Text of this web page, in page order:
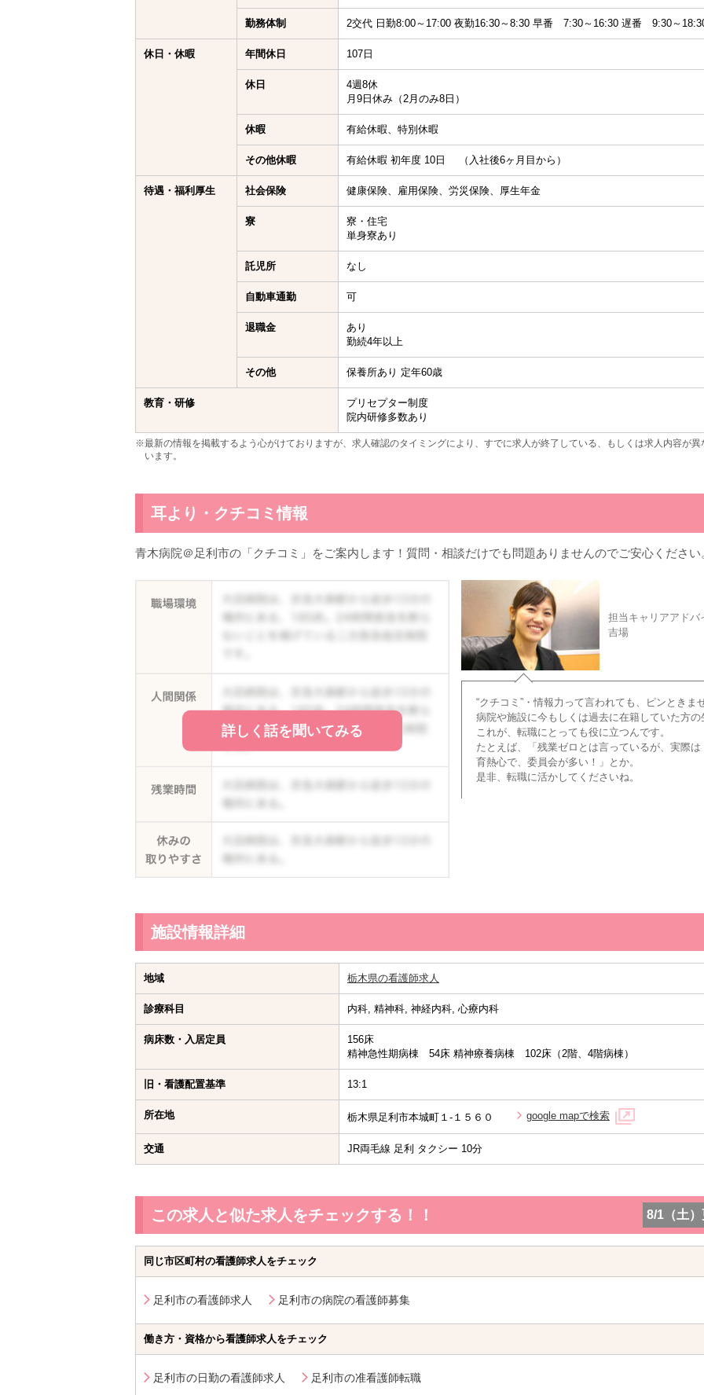
勤務体制 2交代 日勤8:00～17:00 夜勤16:30～8:30 早番 7:30～16:30 遅番 9:30～
休日・休暇 年間休日 107日
休日
4週8休
月9日休み（2月のみ8日）
休暇 有給休暇、特別休暇
その他休暇 有給休暇 初年度 10日 （入社後6ヶ月目から）
待遇・福利厚生 社会保険 健康保険、雇用保険、労災保険、厚生年金
寮
寮・住宅
単身寮あり
託児所 なし
自動車通勤 可
退職金
あり
勤続4年以上
その他 保養所あり 定年60歳
教育・研修
プリセプター制度
院内研修多数あり
※最新の情報を掲載するよう心がけておりますが、求人確認のタイミングにより、すでに求人が終了している、もしくは求人内容が
います。
耳より・クチコミ情報
青木病院＠足利市の「クチコミ」をご案内します！質問・相談だけでも問題ありませんのでご安心ください
詳しく話を聞いてみる
担当キャリアアドバ
吉場
“クチコミ”・情報力って言われても、ピンときま
病院や施設に今もしくは過去に在籍していた方
これが、転職にとっても役に立つんです。
たとえば、「残業ゼロとは言っているが、実際
育熱心で、委員会が多い！」とか。
是非、転職に活かしてくださいね。
施設情報詳細
地域 栃木県の看護師求人
診療科目 内科, 精神科, 神経内科, 心療内科
病床数・入居定員
156床
精神急性期病棟 54床 精神療養病棟 102床（2階、4階病棟）
旧・看護配置基準 13:1
所在地 栃木県足利市本城町１-１５６０ google mapで検索
交通 JR両毛線 足利 タクシー 10分
この求人と似た求人をチェックする！！ 8/1（土
同じ市区町村の看護師求人をチェック
足利市の看護師求人 足利市の病院の看護師募集
働き方・資格から看護師求人をチェック
足利市の日勤の看護師求人 足利市の准看護師転職